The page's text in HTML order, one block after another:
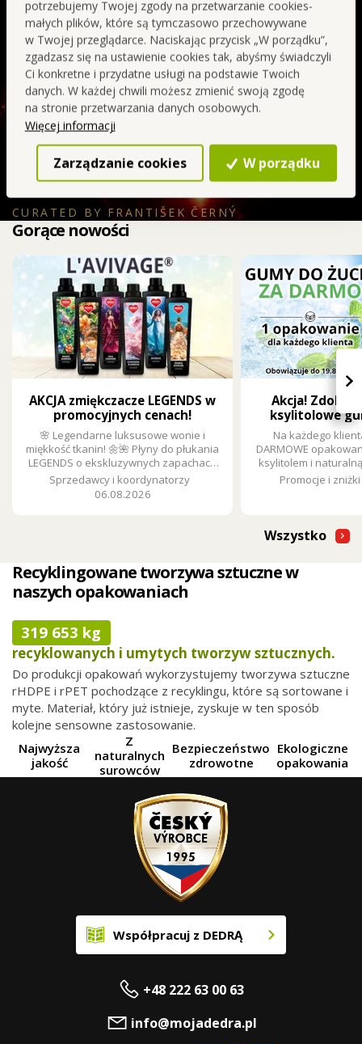
potrzebujemy Twojej zgody na przetwarzanie cookies-
małych plików, które są tymczasowo przechowywane
w Twojej przeglądarce. Naciskając przycisk „W porządku”,
zgadzasz się na ustawienie cookies tak, abyśmy świadczyli
Ci konkretne i przydatne usługi na podstawie Twoich
danych. W każdej chwili możesz zmienić swoją zgodę
na stronie przetwarzania danych osobowych.
Więcej informacji
Zarządzanie cookies W porządku
CURATED BY FRANTIŠEK ČERNÝ
wiśnią tworzy promienny, czerwony owocowy akcent,
intensywny, uwodzicielski i elegancki.
SIGNATURE
jakość
Bez zbędnej
chemii
Kolejne objawienie
Gorące nowości
AKCJA zmiękczacze LEGENDS w
promocyjnych cenach!
🌸 Legendarne luksusowe wonie i
miękkość tkanin! 🌼🌺 Płyny do płukania
LEGENDS o ekskluzywnych zapachach
zamienią każde pranie w doznanie.
Teraz w promocji tylko za 18,90 zł ze
Sprzedawcy i koordynatorzy
06.08.2026
Akcja!
ksylitolowe
Na każdego
DARMOWE
ksylitolem i
Promocje i zniżki
›
Wszystko
Recyklingowane tworzywa sztuczne w
naszych opakowaniach
319 653 kg
recyklowanych i umytych tworzyw sztucznych.
Do produkcji opakowań wykorzystujemy tworzywa sztuczne
rHDPE i rPET pochodzące z recyklingu, które są sortowane i
myte. Materiał, który już istnieje, zyskuje w ten sposób
kolejne sensowne zastosowanie.
Najwyższa
jakość
Z
naturalnych
surowców
Bezpieczeństwo
zdrowotne
Ekologiczne
opakowania
Współpracuj z DEDRĄ
+48 222 63 00 63
info@mojadedra.pl